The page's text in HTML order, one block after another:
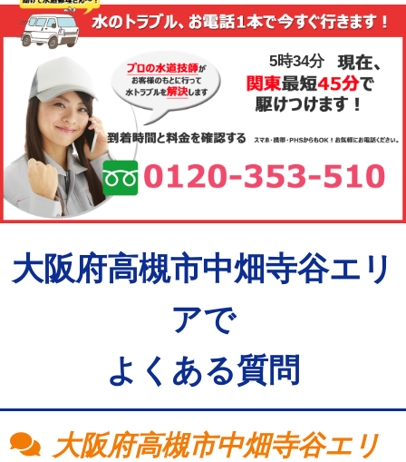
5時34分
大阪府高槻市中畑寺谷エリ
アで
よくある質問
大阪府高槻市中畑寺谷エリ